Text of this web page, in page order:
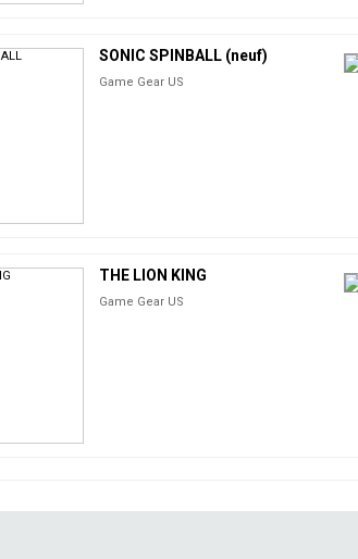
SONIC SPINBALL (neuf)
Game Gear US
THE LION KING
Game Gear US